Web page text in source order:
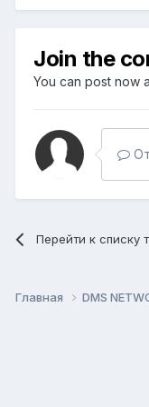
Join the
You can post now
Перейти к списку
Главная DMS